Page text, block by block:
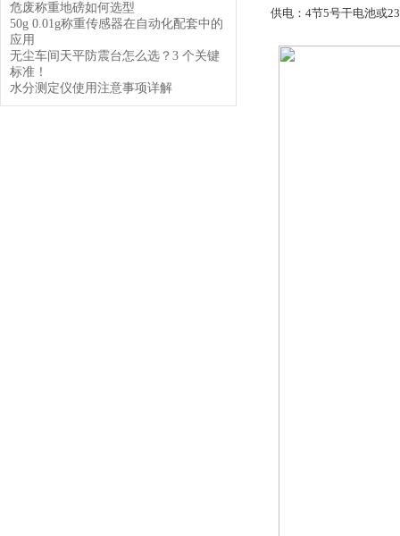
危废称重地磅如何选型
50g 0.01g称重传感器在自动化配套中的
应用
无尘车间天平防震台怎么选？3 个关键
标准！
水分测定仪使用注意事项详解
供电：4节5号干电池或